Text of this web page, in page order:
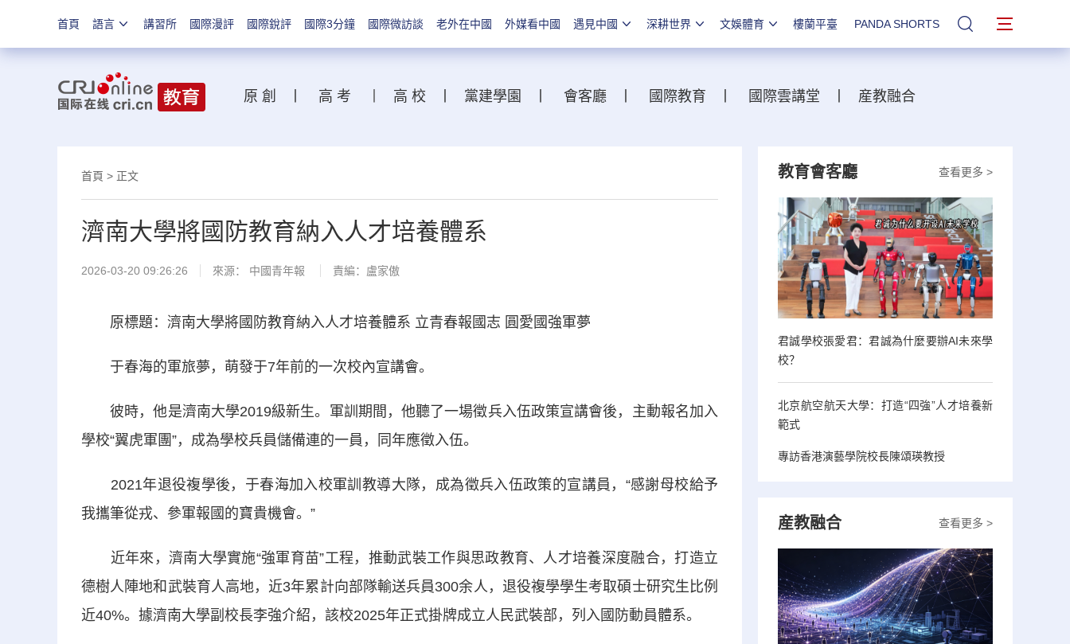
首頁 語言 講習所 國際漫評 國際銳評 國際3分鐘 國際微訪談 老外在中國 外媒看中國 遇見中國 深耕世界 文娛體育 樓蘭平臺 PANDA SHORTS 站內搜索
原 創 高 考 高 校 黨建學園 會客廳 國際教育 國際雲講堂 産教融合
首頁 > 正文
濟南大學將國防教育納入人才培養體系
2026-03-20 09:26:26 來源： 中國青年報 責編：盧家傲
原標題：濟南大學將國防教育納入人才培養體系 立青春報國志 圓愛國強軍夢
于春海的軍旅夢，萌發于7年前的一次校內宣講會。
彼時，他是濟南大學2019級新生。軍訓期間，他聽了一場徵兵入伍政策宣講會後，主動報名加入
學校“翼虎軍團”，成為學校兵員儲備連的一員，同年應徵入伍。
2021年退役複學後，于春海加入校軍訓教導大隊，成為徵兵入伍政策的宣講員，“感謝母校給予
我攜筆從戎、參軍報國的寶貴機會。”
近年來，濟南大學實施“強軍育苗”工程，推動武裝工作與思政教育、人才培養深度融合，打造立
德樹人陣地和武裝育人高地，近3年累計向部隊輸送兵員300余人，退役複學學生考取碩士研究生比例
近40%。據濟南大學副校長李強介紹，該校2025年正式掛牌成立人民武裝部，列入國防動員體系。
查看更多 >
教育會客廳
君誠學校張愛君：君誠為什麼要辦AI未來學
校？
北京航空航天大學：打造“四強”人才培養新
範式
專訪香港演藝學院校長陳頌瑛教授
查看更多 >
産教融合